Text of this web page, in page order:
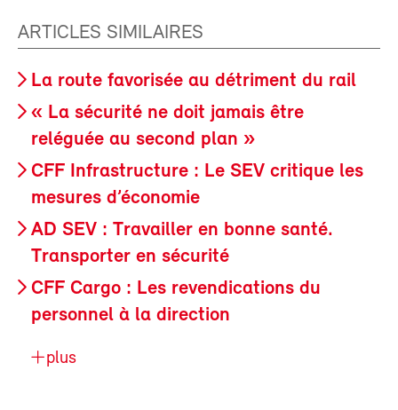
ARTICLES SIMILAIRES
La route favorisée au détriment du rail
« La sécurité ne doit jamais être
reléguée au second plan »
CFF Infrastructure : Le SEV critique les
mesures d’économie
AD SEV : Travailler en bonne santé.
Transporter en sécurité
CFF Cargo : Les revendications du
personnel à la direction
plus